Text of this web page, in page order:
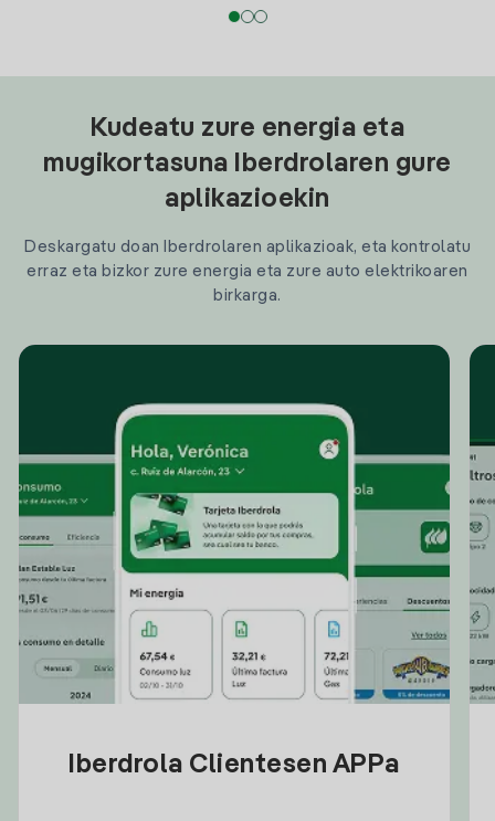
Kudeatu zure energia eta
mugikortasuna Iberdrolaren gure
aplikazioekin
Deskargatu doan Iberdrolaren aplikazioak, eta kontrolatu
erraz eta bizkor zure energia eta zure auto elektrikoaren
birkarga.
Iberdrola Clientesen APPa